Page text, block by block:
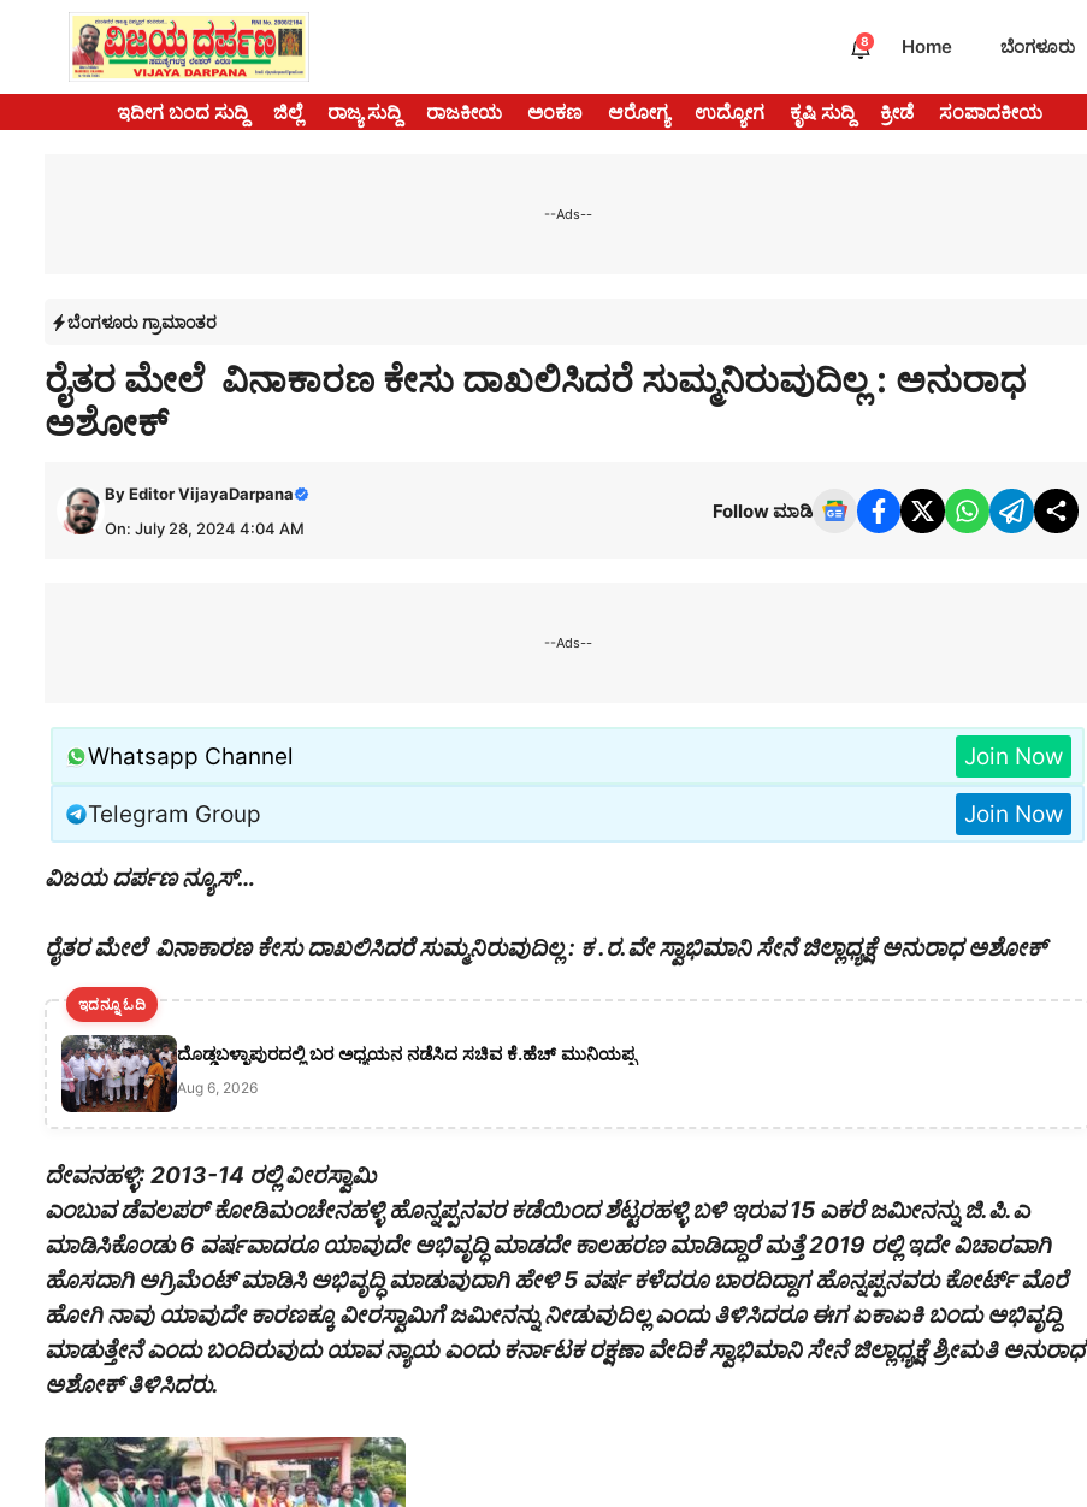
content
8 Home ಬೆಂಗಳೂರು
ಇದೀಗ ಬಂದ ಸುದ್ದಿ ಜಿಲ್ಲೆ ರಾಜ್ಯ ಸುದ್ದಿ ರಾಜಕೀಯ ಅಂಕಣ ಆರೋಗ್ಯ ಉದ್ಯೋಗ ಕೃಷಿ ಸುದ್ದಿ ಕ್ರೀಡೆ ಸಂಪಾದಕೀಯ
--Ads--
ಬೆಂಗಳೂರು ಗ್ರಾಮಾಂತರ
ರೈತರ ಮೇಲೆ ವಿನಾಕಾರಣ ಕೇಸು ದಾಖಲಿಸಿದರೆ ಸುಮ್ಮನಿರುವುದಿಲ್ಲ : ಅನುರಾಧ
ಅಶೋಕ್
ByEditor VijayaDarpana
On: July 28, 2024 4:04 AM
Follow ಮಾಡಿ
--Ads--
Whatsapp Channel Join Now
Telegram Group Join Now
ವಿಜಯ ದರ್ಪಣ ನ್ಯೂಸ್…
ರೈತರ ಮೇಲೆ ವಿನಾಕಾರಣ ಕೇಸು ದಾಖಲಿಸಿದರೆ ಸುಮ್ಮನಿರುವುದಿಲ್ಲ : ಕ .ರ.ವೇ ಸ್ವಾಭಿಮಾನಿ ಸೇನೆ ಜಿಲ್ಲಾಧ್ಯಕ್ಷೆ ಅನುರಾಧ ಅಶೋಕ್
ಇದನ್ನೂ ಓದಿ
ದೊಡ್ಡಬಳ್ಳಾಪುರದಲ್ಲಿ ಬರ ಅಧ್ಯಯನ ನಡೆಸಿದ ಸಚಿವ ಕೆ.ಹೆಚ್ ಮುನಿಯಪ್ಪ
Aug 6, 2026
ದೇವನಹಳ್ಳಿ: 2013-14 ರಲ್ಲಿ ವೀರಸ್ವಾಮಿ
ಎಂಬುವ ಡೆವಲಪರ್ ಕೋಡಿಮಂಚೇನಹಳ್ಳಿ ಹೊನ್ನಪ್ಪನವರ ಕಡೆಯಿಂದ ಶೆಟ್ಟರಹಳ್ಳಿ ಬಳಿ ಇರುವ 15 ಎಕರೆ ಜಮೀನನ್ನು ಜಿ.ಪಿ.ಎ
ಮಾಡಿಸಿಕೊಂಡು 6 ವರ್ಷವಾದರೂ ಯಾವುದೇ ಅಭಿವೃದ್ಧಿ ಮಾಡದೇ ಕಾಲಹರಣ ಮಾಡಿದ್ದಾರೆ ಮತ್ತೆ 2019 ರಲ್ಲಿ ಇದೇ ವಿಚಾರವಾಗಿ
ಹೊಸದಾಗಿ ಅಗ್ರಿಮೆಂಟ್ ಮಾಡಿಸಿ ಅಭಿವೃದ್ಧಿ ಮಾಡುವುದಾಗಿ ಹೇಳಿ 5 ವರ್ಷ ಕಳೆದರೂ ಬಾರದಿದ್ದಾಗ ಹೊನ್ನಪ್ಪನವರು ಕೋರ್ಟ್ ಮೊರೆ
ಹೋಗಿ ನಾವು ಯಾವುದೇ ಕಾರಣಕ್ಕೂ ವೀರಸ್ವಾಮಿಗೆ ಜಮೀನನ್ನು ನೀಡುವುದಿಲ್ಲ ಎಂದು ತಿಳಿಸಿದರೂ ಈಗ ಏಕಾಏಕಿ ಬಂದು ಅಭಿವೃದ್ದಿ
ಮಾಡುತ್ತೇನೆ ಎಂದು ಬಂದಿರುವುದು ಯಾವ ನ್ಯಾಯ ಎಂದು ಕರ್ನಾಟಕ ರಕ್ಷಣಾ ವೇದಿಕೆ ಸ್ವಾಭಿಮಾನಿ ಸೇನೆ ಜಿಲ್ಲಾಧ್ಯಕ್ಷೆ ಶ್ರೀಮತಿ ಅನುರಾಧ
ಅಶೋಕ್ ತಿಳಿಸಿದರು.